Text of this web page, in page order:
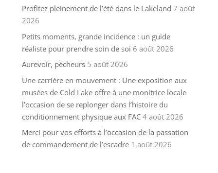
Profitez pleinement de l’été dans le Lakeland 7 août
2026
Petits moments, grande incidence : un guide
réaliste pour prendre soin de soi 6 août 2026
Aurevoir, pécheurs 5 août 2026
Une carrière en mouvement : Une exposition aux
musées de Cold Lake offre à une monitrice locale
l’occasion de se replonger dans l’histoire du
conditionnement physique aux FAC 4 août 2026
Merci pour vos efforts à l’occasion de la passation
de commandement de l’escadre 1 août 2026